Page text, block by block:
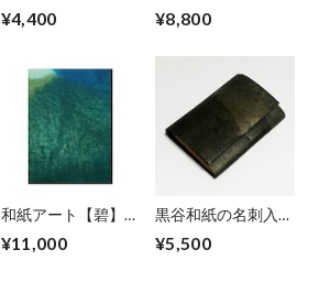
¥4,400 ¥8,800
和紙アート【碧】
¥11,000
黒谷和紙の名刺入れ
¥5,500